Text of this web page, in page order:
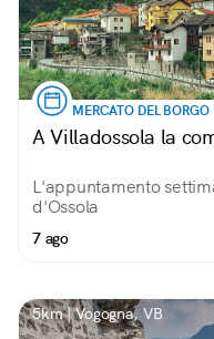
MERCATO DEL BORGO
A Villadossola la
L'appuntamento
d'Ossola
7 ago
5km | Vogogna, VB